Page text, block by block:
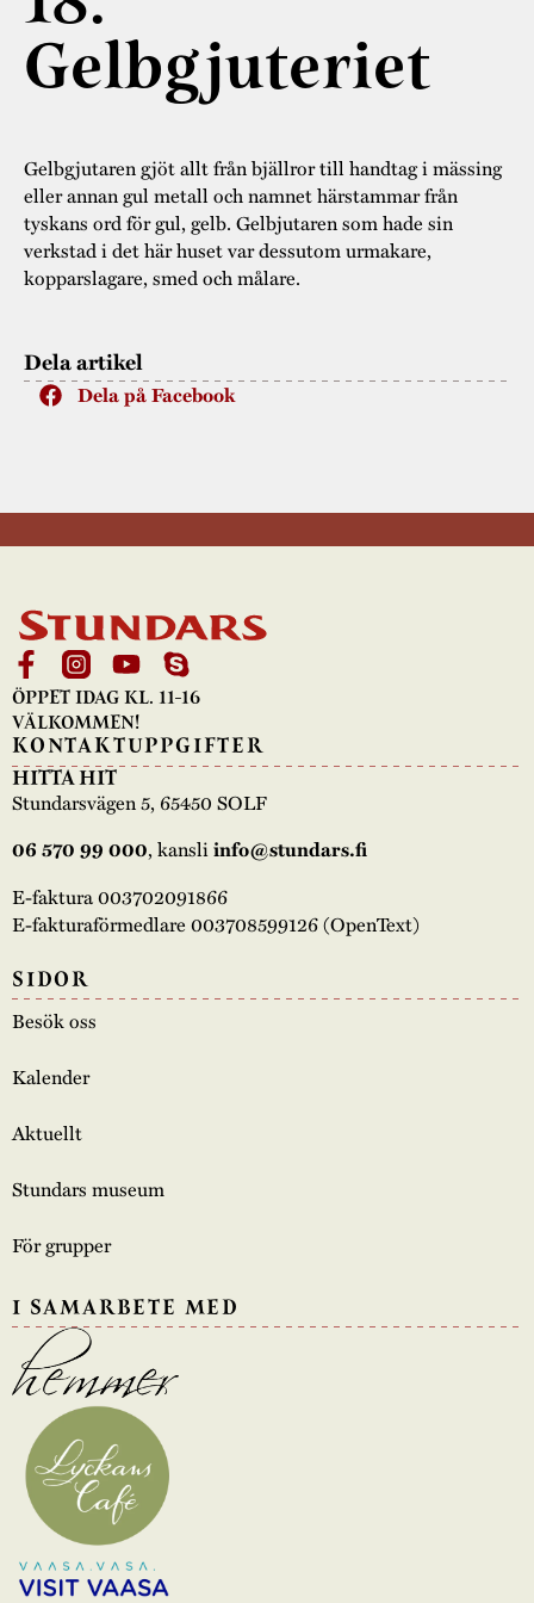
Tillgänglighet
Trygghet
Kontakta oss
Stundars teater
Byggnadsvård
Hantverk
Projekt
Stugornas Stundars
Stundarsvänner
Årsberättelser
Årets Gunnar
Dela artikel
Dela på Facebook
Gelbgjuteriet
Gelbgjutaren gjöt allt från bjällror till handtag i mässing
eller annan gul metall och namnet härstammar från
tyskans ord för gul, gelb. Gelbjutaren som hade sin
verkstad i det här huset var dessutom urmakare,
kopparslagare, smed och målare.
ÖPPET IDAG KL. 11-16
VÄLKOMMEN!
KONTAKTUPPGIFTER
HITTA HIT
Stundarsvägen 5, 65450 SOLF
06 570 99 000, kansliinfo@stundars.fi
E-faktura 003702091866
E-fakturaförmedlare 003708599126 (OpenText)
SIDOR
Besök oss
Kalender
Aktuellt
Stundars museum
För grupper
I SAMARBETE MED